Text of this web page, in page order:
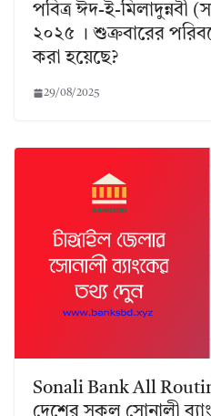
পবিত্র ঈদ-ই-মিলাদুন্নবী
২০২৫ । শুক্রবারের
করা হয়েছে?
29/08/2025
Sonali Bank All